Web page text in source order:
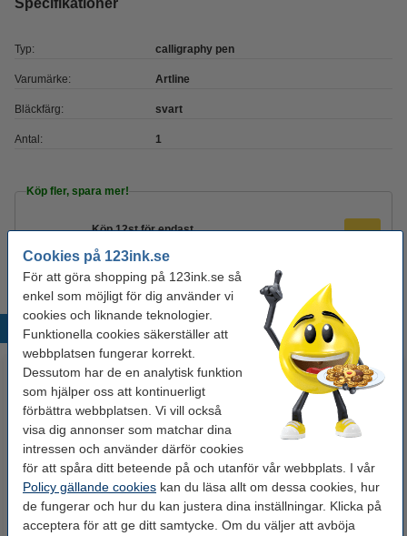
Cookies på 123ink.se
För att göra shopping på 123ink.se så
enkel som möjligt för dig använder vi
cookies och liknande teknologier.
Funktionella cookies säkerställer att
webbplatsen fungerar korrekt.
Dessutom har de en analytisk funktion
som hjälper oss att kontinuerligt
förbättra webbplatsen. Vi vill också
visa dig annonser som matchar dina
intressen och använder därför cookies
för att spåra ditt beteende på och utanför vår webbplats. I vår
Policy gällande cookies kan du läsa allt om dessa cookies, hur
de fungerar och hur du kan justera dina inställningar. Klicka på
acceptera för att ge ditt samtycke. Om du väljer att avböja
Specifikationer
Typ: calligraphy pen
Varumärke: Artline
Bläckfärg: svart
Antal: 1
Köp fler, spara mer!
Köp12stför endast
Populära produkter
Märkpenna permanent 2.5mm |
123ink | 4st
Kalligrafipenna 2.0/3.5mm | ZIG
II TC-3100 | svart